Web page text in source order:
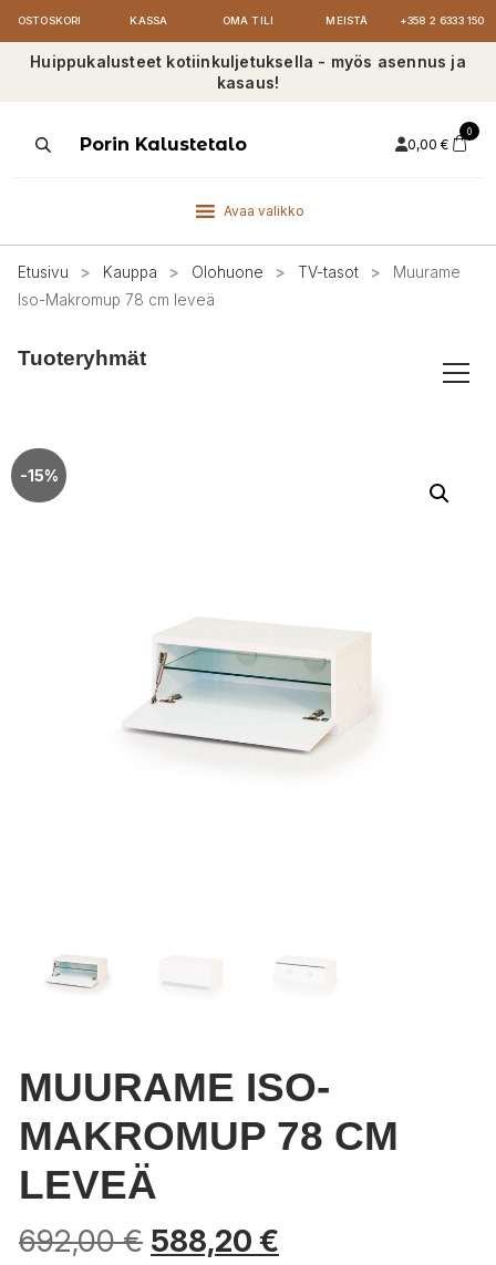
OSTOSKORI KASSA OMA TILI MEISTÄ +358 2 6333 150
Huippukalusteet kotiinkuljetuksella - myös asennus ja
kasaus!
ProductsPorin Kalustetalo 0,00 €
0
Avaa valikko
Etusivu > Kauppa > Olohuone > TV-tasot >
Muurame
Iso-Makromup 78 cm leveä
Tuoteryhmät
-15%
MUURAME ISO-
MAKROMUP 78 CM
LEVEÄ
692,00€ 588,20 €